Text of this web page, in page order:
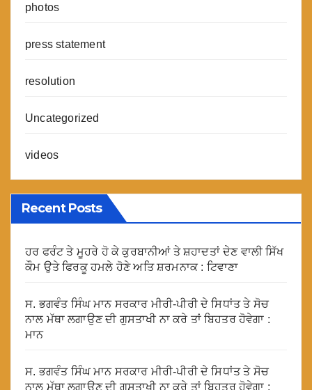
photos
press statement
resolution
Uncategorized
videos
Recent Posts
ਹਰ ਫਰੰਟ ਤੇ ਮੂਹਰੇ ਹੋ ਕੇ ਕੁਰਬਾਨੀਆਂ ਤੇ ਸ਼ਹਾਦਤਾਂ ਦੇਣ ਵਾਲੀ ਸਿੱਖ
ਕੌਮ ਉਤੇ ਫਿਰਕੂ ਹਮਲੇ ਹੋਣੇ ਅਤਿ ਸ਼ਰਮਨਾਕ : ਟਿਵਾਣਾ
ਸ. ਭਗਵੰਤ ਸਿੰਘ ਮਾਨ ਸਰਕਾਰ ਮੀਰੀ-ਪੀਰੀ ਦੇ ਸਿਧਾਂਤ ਤੇ ਸੋਚ
ਨਾਲ ਮੱਥਾ ਲਗਾਉਣ ਦੀ ਗੁਸਤਾਖੀ ਨਾ ਕਰੇ ਤਾਂ ਬਿਹਤਰ ਹੋਵੇਗਾ :
ਮਾਨ
ਸ. ਭਗਵੰਤ ਸਿੰਘ ਮਾਨ ਸਰਕਾਰ ਮੀਰੀ-ਪੀਰੀ ਦੇ ਸਿਧਾਂਤ ਤੇ ਸੋਚ
ਨਾਲ ਮੱਥਾ ਲਗਾਉਣ ਦੀ ਗੁਸਤਾਖੀ ਨਾ ਕਰੇ ਤਾਂ ਬਿਹਤਰ ਹੋਵੇਗਾ :